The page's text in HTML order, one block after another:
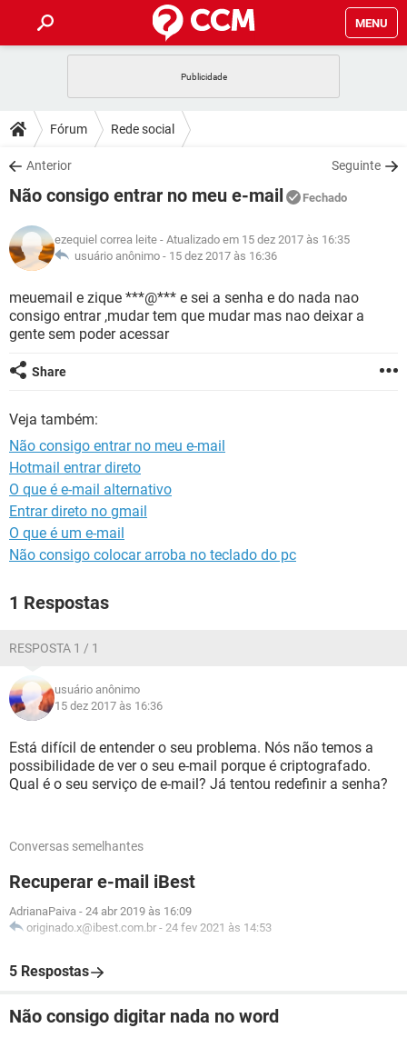
MENU
CELULAR
OUTLOOK
INSTAGRAM GMAIL
GUIA DE COMPRAS
DICAS
JOGOS
INSTAGRAM GMAIL
GUIA DE COMPRAS
DOWNLOADS
JOGOS WHATSAPP
CELULAR
OUTLOOK EXCEL
INSTAGRAM GMAIL
GUIA DE COMPRAS
JOGOS WHATSAPP
CELULAR
OUTLOOK EXCEL
INSTAGRAM
GUIA DE COMPRAS
GLOSSÁRIO
WHATSAPP
CELULAR FACEBOOK
INSTAGRAM
GUIA DE COMPRAS
Fórum Rede social
Anterior Seguinte
Não consigo entrar no meu e-mail Fechado
ezequiel correa leite - Atualizado em 15 dez 2017 às 16:35
usuário anônimo - 15 dez 2017 às 16:36
meuemail e zique ***@*** e sei a senha e do nada nao
consigo entrar ,mudar tem que mudar mas nao deixar a
gente sem poder acessar
Share
Veja também:
Não consigo entrar no meu e-mail
Hotmail entrar direto
O que é e-mail alternativo
Entrar direto no gmail
O que é um e-mail
Não consigo colocar arroba no teclado do pc
1 Respostas
RESPOSTA 1 / 1
usuário anônimo
15 dez 2017 às 16:36
Está difícil de entender o seu problema. Nós não temos a
possibilidade de ver o seu e-mail porque é criptografado.
Qual é o seu serviço de e-mail? Já tentou redefinir a senha?
Conversas semelhantes
Recuperar e-mail iBest
AdrianaPaiva - 24 abr 2019 às 16:09
originado.x@ibest.com.br - 24 fev 2021 às 14:53
5 Respostas
Não consigo digitar nada no word